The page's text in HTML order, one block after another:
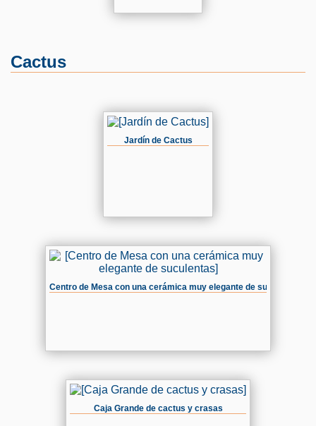
Cactus
Jardín de Cactus
Centro de Mesa con una cerámica muy elegante de suculentas
Caja Grande de cactus y crasas